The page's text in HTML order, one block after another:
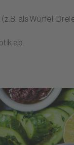
als Würfel,
ab.